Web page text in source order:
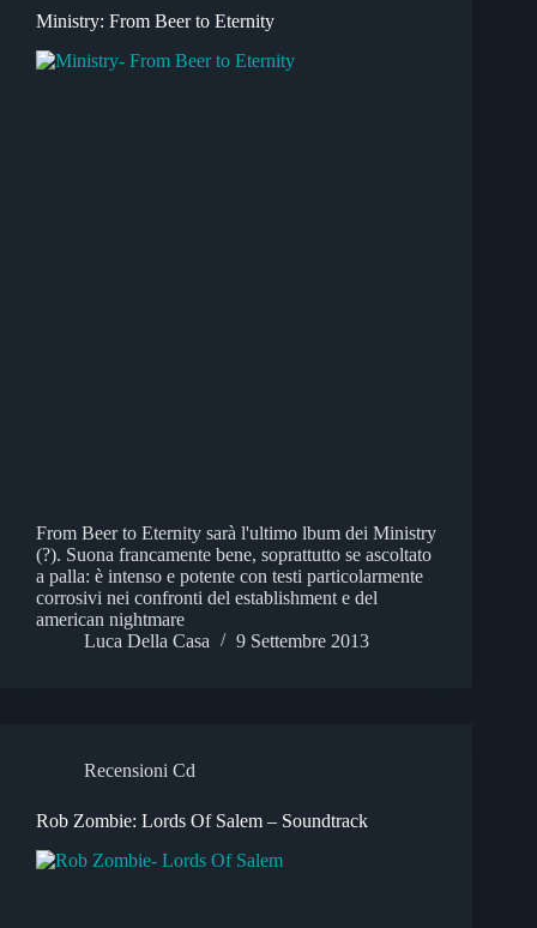
Ministry: From Beer to Eternity
From Beer to Eternity sarà l'ultimo lbum dei Ministry
(?). Suona francamente bene, soprattutto se ascoltato
a palla: è intenso e potente con testi particolarmente
corrosivi nei confronti del establishment e del
american nightmare
Luca Della Casa
9 Settembre 2013
Recensioni Cd
Rob Zombie: Lords Of Salem – Soundtrack